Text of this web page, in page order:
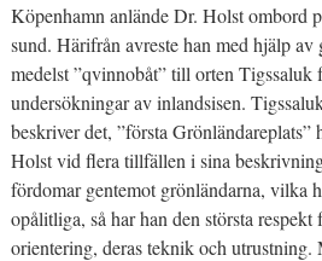
Köpenhamn anlände Dr. Holst ombord
sund. Härifrån avreste han med hjälp av
medelst ”qvinnobåt” till orten Tigssaluk
undersökningar av inlandsisen.
beskriver det, ”första Grönländareplats”
Holst vid flera tillfällen i sina
fördomar gentemot grönländarna, vilka
opålitliga, så har han den största respekt
orientering, deras teknik och utrustning.